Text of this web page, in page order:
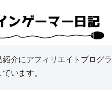
介にアフィリエイトプログラ
います。